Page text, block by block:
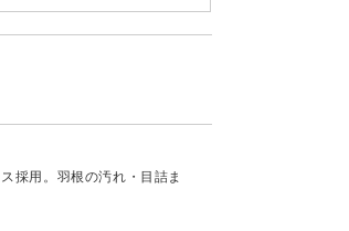
採用。羽根の汚れ・目詰ま